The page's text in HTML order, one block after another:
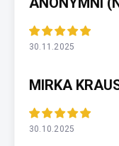
30.11.2025
MIRKA
30.10.2025